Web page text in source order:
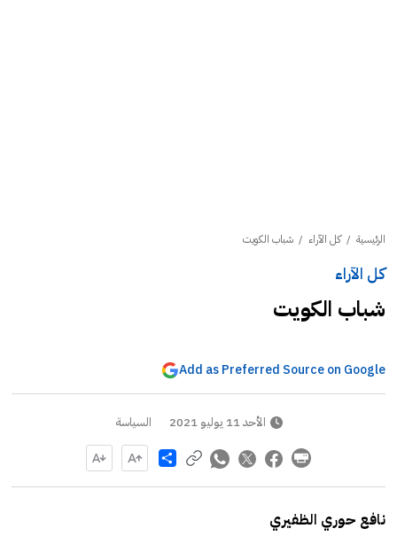
الرئيسية /كل الآراء / شباب الكويت
كل الآراء
شباب الكويت
Add as Preferred Source on Google
الأحد 11 يوليو 2021 السياسة
Share
نافع حوري الظفيري